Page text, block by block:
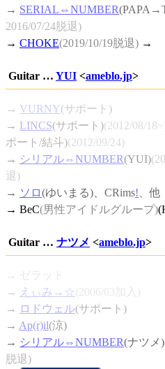
→ SERIAL⇔NUMBER
2016/07/24脱退)
→ CHOKE(2019/10/19脱退) →
Guitar … YUI <ameblo.jp>
→ VURNY(サポート)
→ LINCS(サポート)(2012/08/
ポート/結斗)(2012/09/24)
→ シリアル⇔NUMBER(YUI)
退)
→ ソロ(ゆいまる)、 CRims! 、他
→ BeC(男性アイドルグループ)
Guitar … ナツメ <ameblo.jp>
→ ゼラット
→ えぃみ→☆(2006/03加入)
→ ロドウェル(サポート)
→ Ap(r)il(涼)
→ シリアル⇔NUMBER(ナツメ)
脱退)